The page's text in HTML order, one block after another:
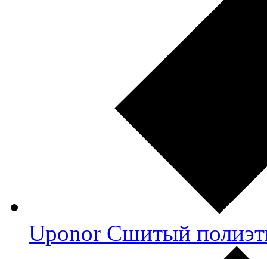
Uponor Сшитый